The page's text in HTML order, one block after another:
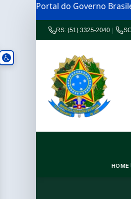
Portal do Governo
RS: (51) 3325-2040 |
HOME